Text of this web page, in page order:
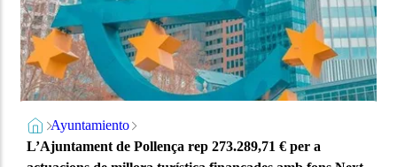
Ayuntamiento
L’Ajuntament de Pollença rep 273.289,71 € per a